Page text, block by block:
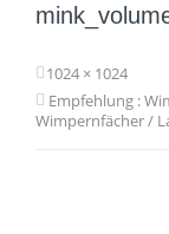
1024 × 1024
Empfehlung :
Wimpernfächer /